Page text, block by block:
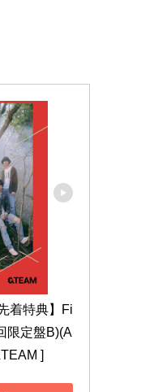
着特典】Fi
限定盤B)(A
]